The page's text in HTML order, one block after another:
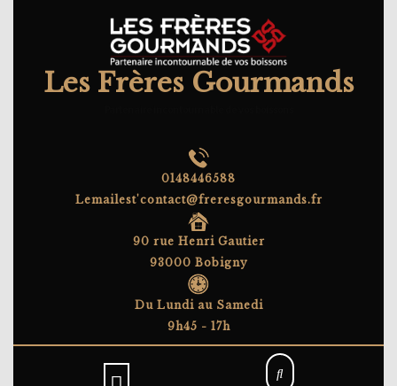
Les Frères Gourmands
0148446588
Lemailest'contact@freresgourmands.fr
90 rue Henri Gautier
93000 Bobigny
Du Lundi au Samedi
9h45 - 17h